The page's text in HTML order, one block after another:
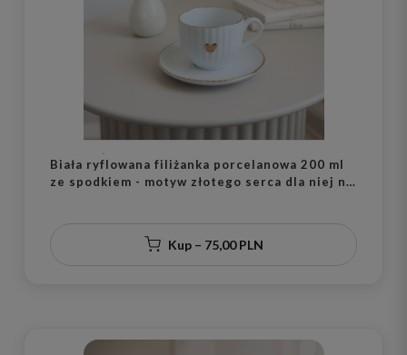
Biała ryflowana filiżanka porcelanowa 200 ml
ze spodkiem - motyw złotego serca dla niej na
Kup – 75,00 PLN